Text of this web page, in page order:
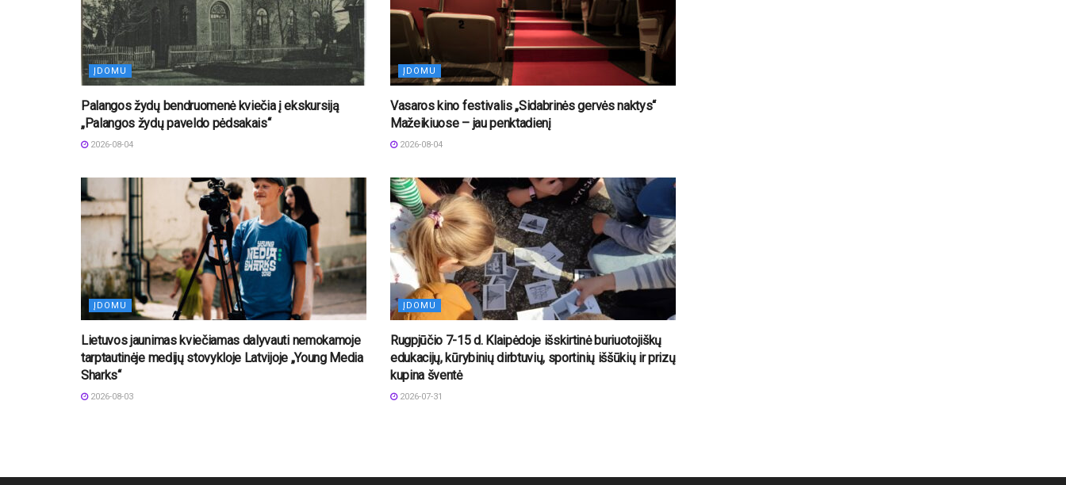
ĮDOMU
Palangos žydų bendruomenė kviečia į ekskursiją
„Palangos žydų paveldo pėdsakais“
2026-08-04
ĮDOMU
Vasaros kino festivalis „Sidabrinės gervės naktys“
Mažeikiuose – jau penktadienį
2026-08-04
ĮDOMU
Lietuvos jaunimas kviečiamas dalyvauti nemokamoje
tarptautinėje medijų stovykloje Latvijoje „Young Media
Sharks“
2026-08-03
ĮDOMU
Rugpjūčio 7-15 d. Klaipėdoje išskirtinė buriuotojiškų
edukacijų, kūrybinių dirbtuvių, sportinių iššūkių ir prizų
kupina šventė
2026-07-31